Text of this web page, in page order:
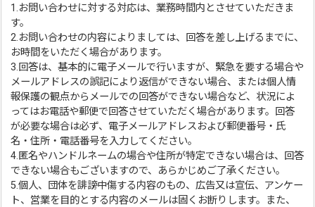
1.お問い合わせに対する対応は、業務時間内とさせていただきま
す。
2.お問い合わせの内容によりましては、回答を差し上げるまでに、
お時間をいただく場合があります。
3.回答は、基本的に電子メールで行いますが、緊急を要する場合や
メールアドレスの誤記により返信ができない場合、または個人情
報保護の観点からメールでの回答ができない場合など、状況によ
ってはお電話や郵便で回答させていただく場合があります。回答
が必要な場合は必ず、電子メールアドレスおよび郵便番号・氏
名・住所・電話番号を入力してください。
4.匿名やハンドルネームの場合や住所が特定できない場合は、回答
できない場合もございますので、あらかじめご了承ください。
5.個人、団体を誹謗中傷する内容のもの、広告又は宣伝、アンケー
ト、営業を目的とする内容のメールは固くお断りします。また、